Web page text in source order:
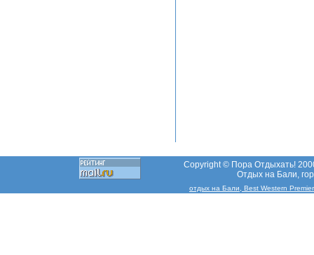
Copyright © Пора Отдыхать!
Отдых на Бали,
отдых на Бали, Best Western